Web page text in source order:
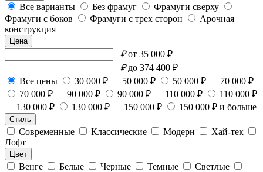
Все варианты Без фрамуг
Фрамуги сверху
Фрамуги с боков
Фрамуги с трех сторон
Арочная
конструкция
Цена
₽ от 35 000 ₽
₽ до 374 400 ₽
Все цены
30 000 ₽ — 50 000 ₽
50 000 ₽ — 70 000 ₽
70 000 ₽ — 90 000 ₽
90 000 ₽ — 110 000 ₽
110 000 ₽
— 130 000 ₽
130 000 ₽ — 150 000 ₽ 150 000 ₽ и больше
Стиль
Современные Классические Модерн
Хай-тек
Лофт
Цвет
Венге Белые Черные Темные
Светлые